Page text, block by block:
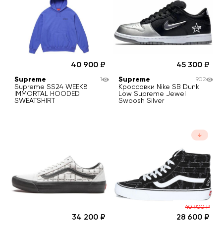
40 900
Supreme
Supreme SS24 WEEK8
IMMORTAL HOODED
SWEATSHIRT
1
45 300
Supreme
Кроссовки Nike SB Dunk
Low Supreme Jewel
Swoosh Silver
902
34 200
40 900₽
28 600